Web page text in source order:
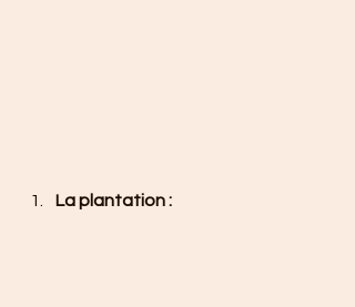
La plantation :